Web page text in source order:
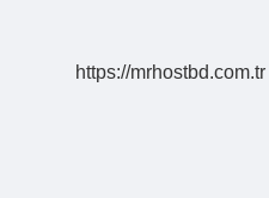
https://mrhostbd.com.tr